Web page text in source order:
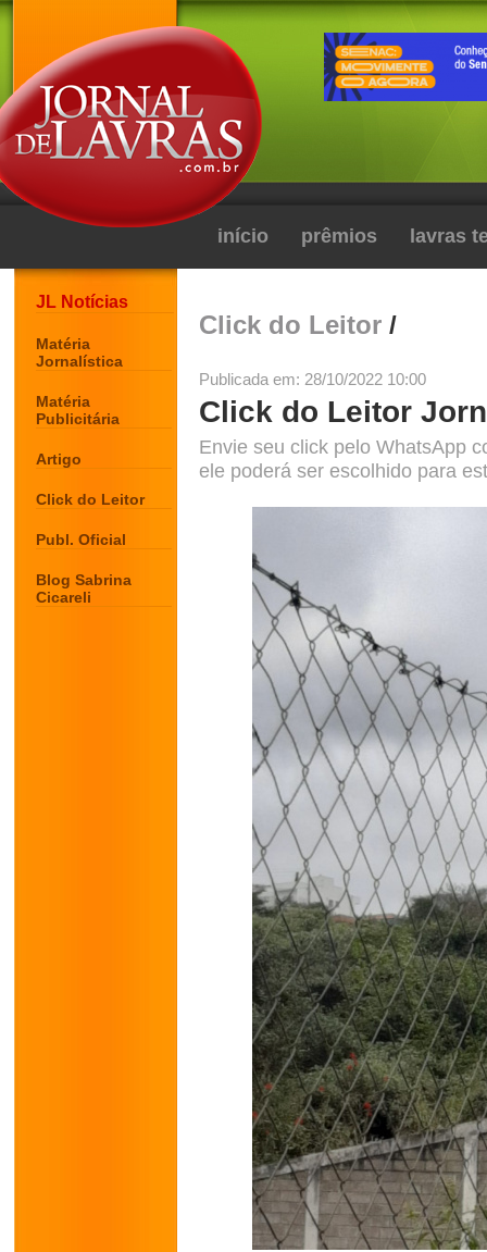
início prêmios lavras
JL Notícias
Matéria
Jornalística
Matéria
Publicitária
Artigo
Click do Leitor
Publ. Oficial
Blog Sabrina
Cicareli
Click do Leitor /
Publicada em: 28/10/2022 10:00
Click do Leitor
Envie seu click pelo WhatsApp
ele poderá ser escolhido para